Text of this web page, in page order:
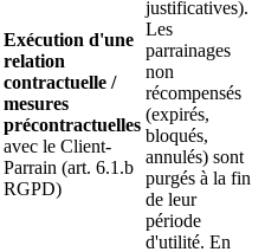
Exécution d'une
relation
contractuelle /
mesures
précontractuelles
avec le Client-
Parrain (art. 6.1.b
RGPD)
justificatives).
Les
parrainages
non
récompensés
(expirés,
bloqués,
annulés) sont
purgés à la fin
de leur
période
d'utilité. En